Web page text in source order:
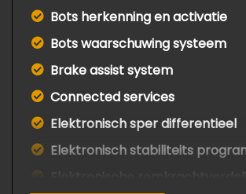
Bots herkenning en activatie
Bots waarschuwing systeem
Brake assist system
Connected services
Elektronisch sper differentieel
Elektronisch stabiliteits